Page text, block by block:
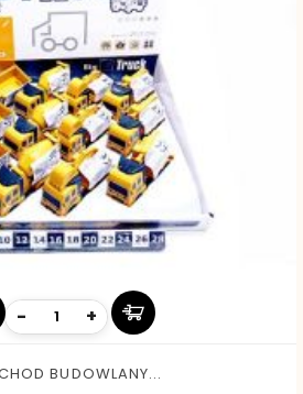
- +
BUDOWLANY...